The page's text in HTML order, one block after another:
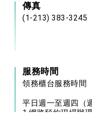
傳真
(1-213) 383-3245
服務時間
領務櫃台服務時間
平日週一至週四（
1.網路預約現場辦理